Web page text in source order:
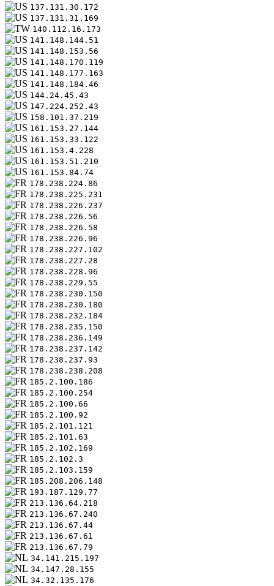
137.131.30.172
137.131.31.169
140.112.16.173
141.148.144.51
141.148.153.56
141.148.170.119
141.148.177.163
141.148.184.46
144.24.45.43
147.224.252.43
158.101.37.219
161.153.27.144
161.153.33.122
161.153.4.228
161.153.51.210
161.153.84.74
178.238.224.86
178.238.225.231
178.238.226.237
178.238.226.56
178.238.226.58
178.238.226.96
178.238.227.102
178.238.227.28
178.238.228.96
178.238.229.55
178.238.230.150
178.238.230.180
178.238.232.184
178.238.235.150
178.238.236.149
178.238.237.142
178.238.237.93
178.238.238.208
185.2.100.186
185.2.100.254
185.2.100.66
185.2.100.92
185.2.101.121
185.2.101.63
185.2.102.169
185.2.102.3
185.2.103.159
185.208.206.148
193.187.129.77
213.136.64.218
213.136.67.240
213.136.67.44
213.136.67.61
213.136.67.79
34.141.215.197
34.147.28.155
34.32.135.176